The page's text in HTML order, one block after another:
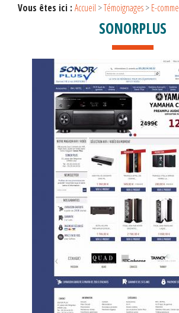
Vous êtes ici : Accueil >Témoignages>E-
SONORPLUS